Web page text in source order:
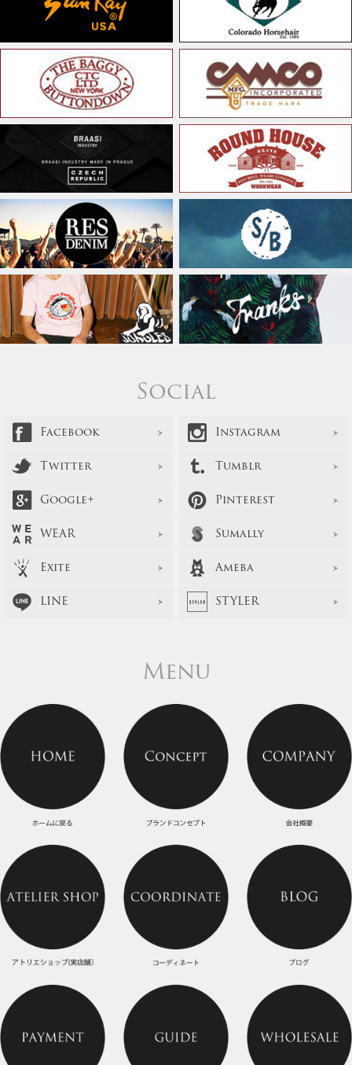
Social
Facebook
Instagram
Twitter
Tumblr
Google+
Pinterest
WEAR
Sumally
Exite
Ameba
LINE
STYLER
Menu